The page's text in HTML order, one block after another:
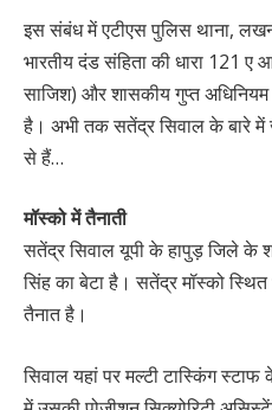
इस संबंध में एटीएस पुलिस थाना,
भारतीय दंड संहिता की धारा 121
साजिश) और शासकीय गुप्त
है। अभी तक सतेंद्र सिवाल के बारे में
से हैं…
मॉस्को में तैनाती
सतेंद्र सिवाल यूपी के हापुड़ जिले के
सिंह का बेटा है। सतेंद्र मॉस्को
तैनात है।
सिवाल यहां पर मल्टी टास्किंग